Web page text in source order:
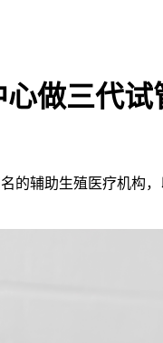
做三代试
的辅助生殖医疗机构